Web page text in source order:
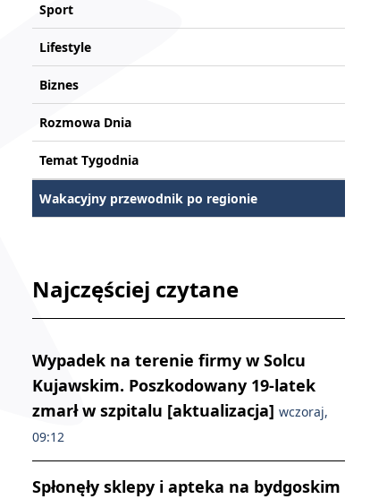
Sport
Lifestyle
Biznes
Rozmowa Dnia
Temat Tygodnia
Wakacyjny przewodnik po regionie
Najczęściej czytane
Wypadek na terenie firmy w Solcu
Kujawskim. Poszkodowany 19-latek
zmarł w szpitalu [aktualizacja] wczoraj,
09:12
Spłonęły sklepy i apteka na bydgoskim